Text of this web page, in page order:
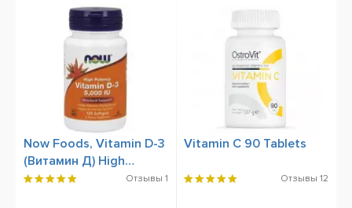
Now Foods, Vitamin D-3
(Витамин Д) High
Potency 5000 IU, 120
Отзывы 1
Vitamin C 90 Tablets
Отзывы 12